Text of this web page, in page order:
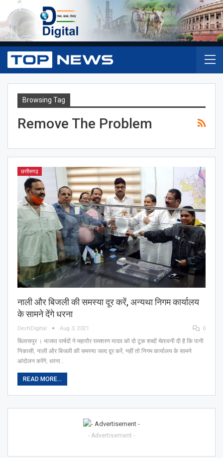
Browsing Tag
Remove The Problem
छत्तीसगढ़
नाली और बिजली की समस्या दूर करें, अन्यथा निगम कार्यालय
के सामने देंगे धरना
DeshDigital Aug 3, 2021 0
बिलासपुर । भाजपा पार्षदों ने महापौर रामशरण यादव को दो टूक शब्दों चेतावनी दी है कि पानी
निकासी, नाली और बिजली की समस्या जल्द दूर करें, नहीं तो निगम कार्यालय के सामने
आंदोलन करेंगे, धरना…
READ MORE...
- Advertisement -